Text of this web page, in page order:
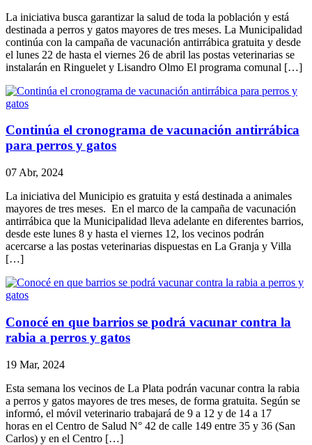
La iniciativa busca garantizar la salud de toda la población y está
destinada a perros y gatos mayores de tres meses. La Municipalidad
continúa con la campaña de vacunación antirrábica gratuita y desde
el lunes 22 de hasta el viernes 26 de abril las postas veterinarias se
instalarán en Ringuelet y Lisandro Olmo El programa comunal […]
Continúa el cronograma de vacunación antirrábica
para perros y gatos
07 Abr, 2024
La iniciativa del Municipio es gratuita y está destinada a animales
mayores de tres meses. En el marco de la campaña de vacunación
antirrábica que la Municipalidad lleva adelante en diferentes barrios,
desde este lunes 8 y hasta el viernes 12, los vecinos podrán
acercarse a las postas veterinarias dispuestas en La Granja y Villa
[…]
Conocé en que barrios se podrá vacunar contra la
rabia a perros y gatos
19 Mar, 2024
Esta semana los vecinos de La Plata podrán vacunar contra la rabia
a perros y gatos mayores de tres meses, de forma gratuita. Según se
informó, el móvil veterinario trabajará de 9 a 12 y de 14 a 17
horas en el Centro de Salud N° 42 de calle 149 entre 35 y 36 (San
Carlos) y en el Centro […]